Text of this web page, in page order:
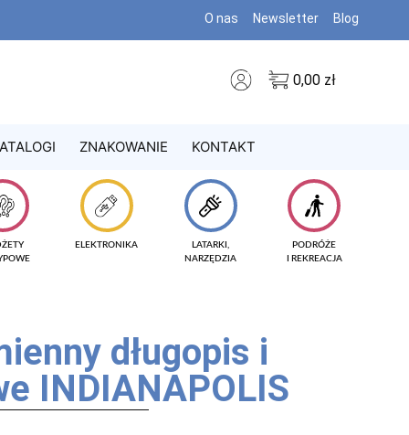
O nas Newsletter Blog
0,00 zł
ZNAKOWANIE KONTAKT
ELEKTRONIKA
LATARKI,
NARZĘDZIA
PODRÓŻE
I REKREACJA
długopis i
INDIANAPOLIS